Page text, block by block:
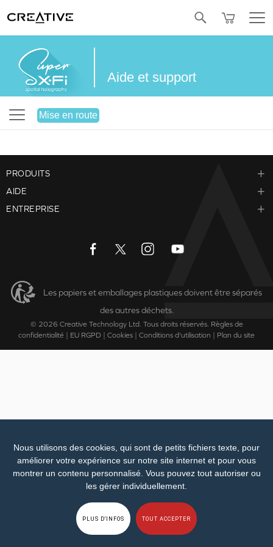
Nous utilisons des cookies, qui sont de petits fichiers texte, pour
améliorer votre expérience sur notre site internet et pour vous
montrer un contenu personnalisé. Vous pouvez tout autoriser ou
les gérer individuellement.
PLUS D'INFOS TOUT ACCEPTER
Aide et support
Mise en route
PRODUITS
AIDE
ENTREPRISE
Les papiers et emballages plastiques doivent être séparés
des autres déchets.
© 2026 Creative Technology Ltd. Tous droits réservés. Règles de
confidentialité
EU RGPD Cookies Conditions d'utilisation Plan du site